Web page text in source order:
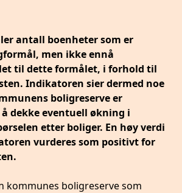
antall boenheter som er
men ikke ennå
til dette formålet, i forhold til
Indikatoren sier dermed noe
boligreserve er
dekke eventuell økning i
etter boliger. En høy verdi
vurderes som positivt for
kommunes boligreserve som